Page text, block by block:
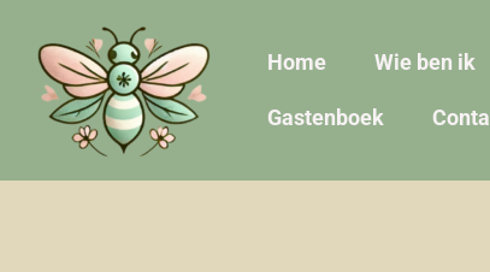
Home Wie ben ik
Gastenboek